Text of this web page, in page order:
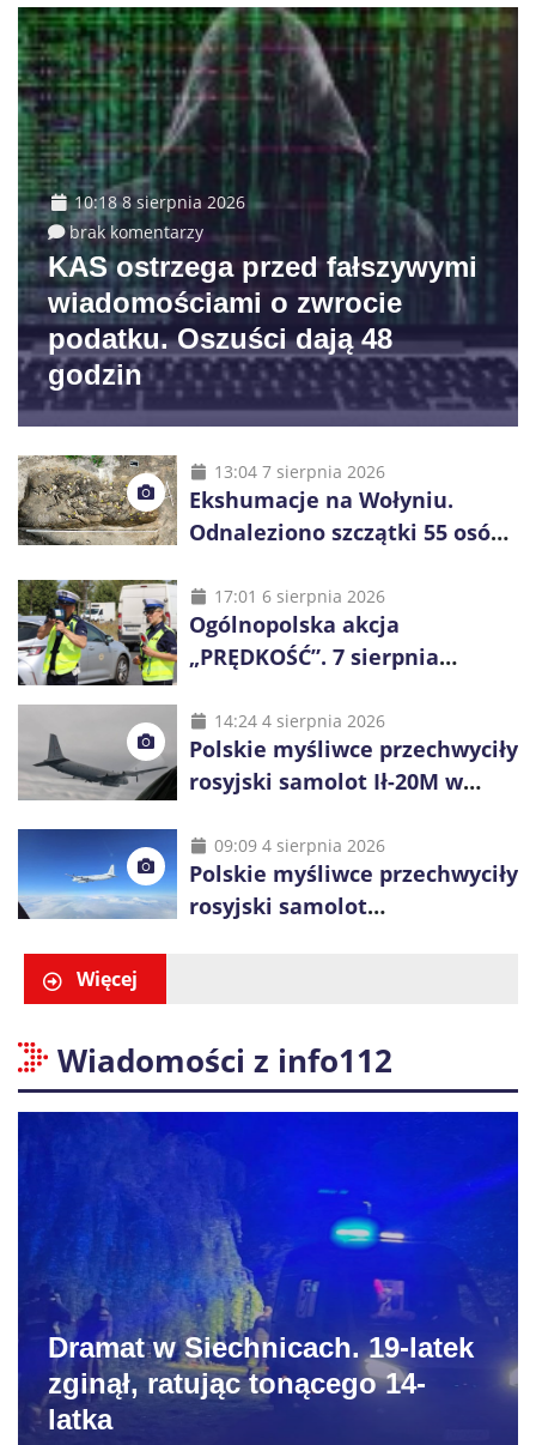
10:18 8 sierpnia 2026
brak komentarzy
KAS ostrzega przed fałszywymi
wiadomościami o zwrocie
podatku. Oszuści dają 48
godzin
13:04 7 sierpnia 2026
Ekshumacje na Wołyniu.
Odnaleziono szczątki 55 osób,
17:01 6 sierpnia 2026
Ogólnopolska akcja
„PRĘDKOŚĆ”. 7 sierpnia
14:24 4 sierpnia 2026
Polskie myśliwce przechwyciły
rosyjski samolot Ił-20M w
09:09 4 sierpnia 2026
Polskie myśliwce przechwyciły
rosyjski samolot
Więcej
Wiadomości z info112
Dramat w Siechnicach. 19-latek
zginął, ratując tonącego 14-
latka